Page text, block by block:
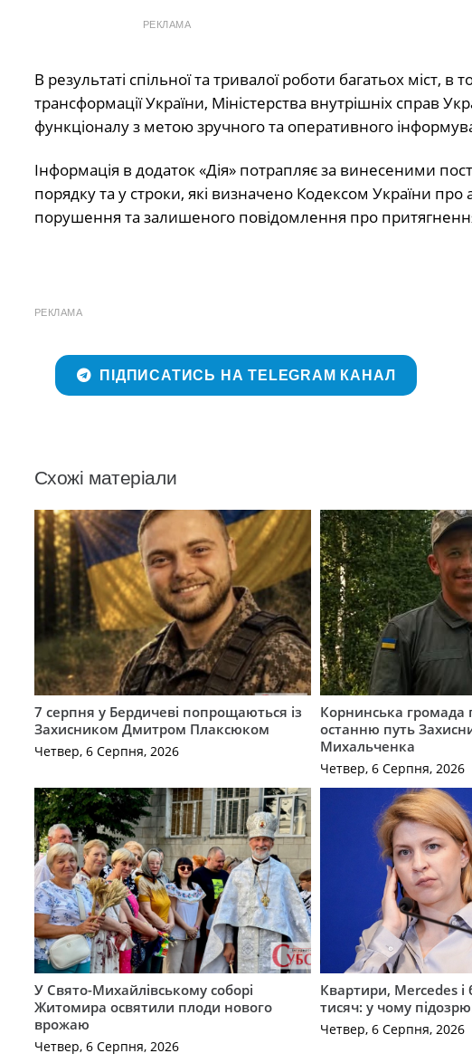
РЕКЛАМА
В результаті спільної та тривалої роботи багатьох міст,
трансформації України, Міністерства внутрішніх справ
функціоналу з метою зручного та оперативного
Інформація в додаток «Дія» потрапляє за винесеними
порядку та у строки, які визначено Кодексом України
порушення та залишеного повідомлення про притягнення
РЕКЛАМА
ПІДПИСАТИСЬ НА TELEGRAM КАНАЛ
Схожі матеріали
7 серпня у Бердичеві попрощаються із
Захисником Дмитром Плаксюком
Четвер, 6 Серпня, 2026
Корнинська громада
останню путь
Михальченка
Четвер, 6 Серпня, 2026
У Свято-Михайлівському соборі
Житомира освятили плоди нового
врожаю
Четвер, 6 Серпня, 2026
Квартири, Mercedes і
тисяч: у чому
Четвер, 6 Серпня, 2026